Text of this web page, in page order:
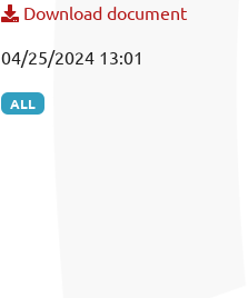
Download document
04/25/2024 13:01
ALL